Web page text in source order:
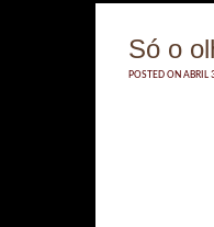
Só o
POSTED ON